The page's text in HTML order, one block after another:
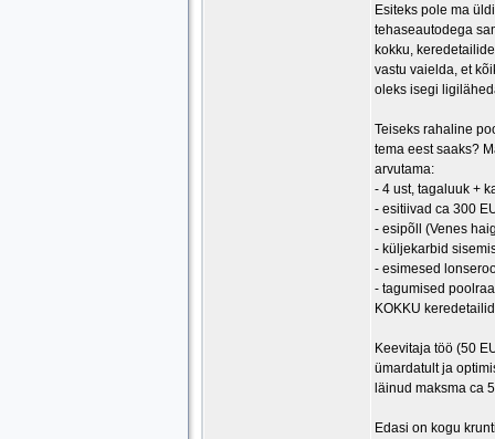
Esiteks pole ma
tehaseautodega
kokku,
vastu vaielda, et
oleks isegi
Teiseks rahaline
tema eest saaks?
arvutama:
- 4 ust, tagaluuk +
- esitiivad ca 300
- esipõll (Venes
- küljekarbid
- esimesed
- tagumised
KOKKU
Keevitaja töö (50
ümardatult ja
läinud maksma ca
Edasi on kogu